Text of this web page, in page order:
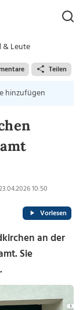
& Leute
Teilen
hinzufügen
10:50
Vorlesen
an der
Sie